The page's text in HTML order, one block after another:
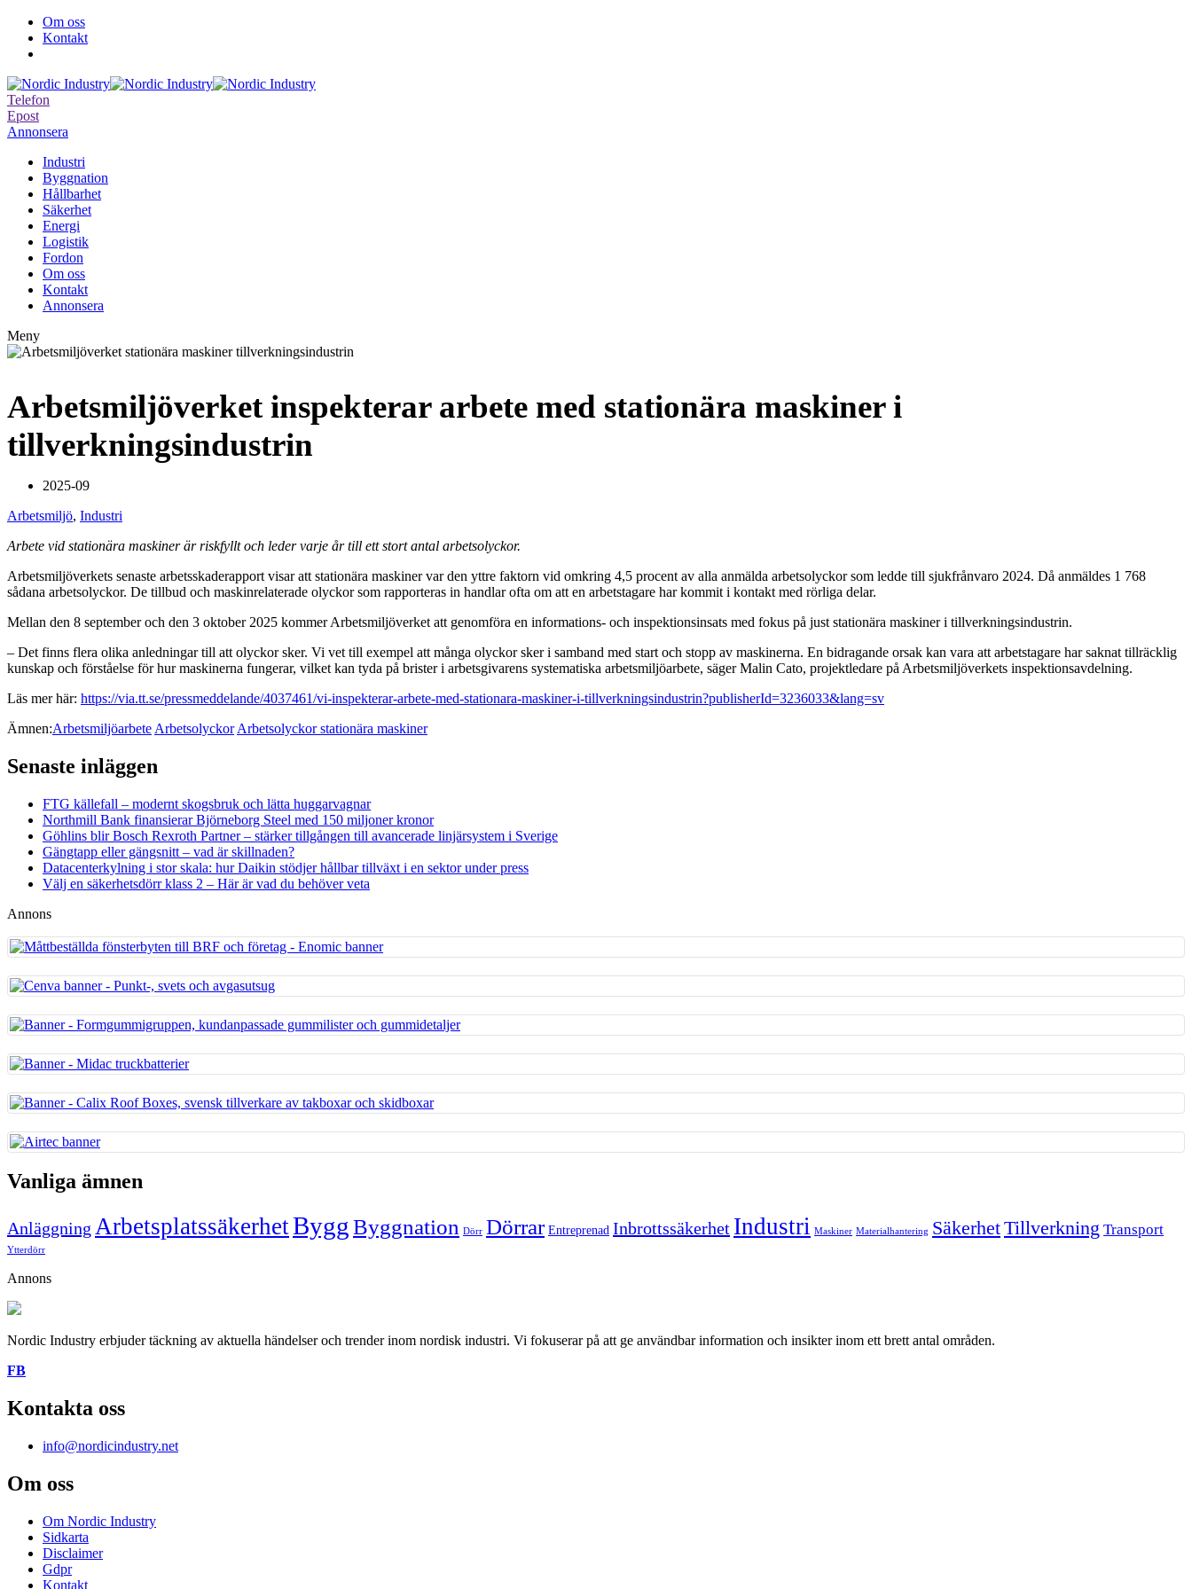
Om oss
Kontakt
Telefon
Epost
Annonsera
Industri
Byggnation
Hållbarhet
Säkerhet
Energi
Logistik
Fordon
Om oss
Kontakt
Annonsera
Meny
Arbetsmiljöverket inspekterar arbete med stationära maskiner i
tillverkningsindustrin
2025-09
Arbetsmiljö, Industri
Arbete vid stationära maskiner är riskfyllt och leder varje år till ett stort antal arbetsolyckor.
Arbetsmiljöverkets senaste arbetsskaderapport visar att stationära maskiner var den yttre faktorn vid omkring 4,5 procent av alla anmälda arbetsolyckor som ledde till sjukfrånvaro 2024. Då anmäldes 1 768
sådana arbetsolyckor. De tillbud och maskinrelaterade olyckor som rapporteras in handlar ofta om att en arbetstagare har kommit i kontakt med rörliga delar.
Mellan den 8 september och den 3 oktober 2025 kommer Arbetsmiljöverket att genomföra en informations- och inspektionsinsats med fokus på just stationära maskiner i tillverkningsindustrin.
– Det finns flera olika anledningar till att olyckor sker. Vi vet till exempel att många olyckor sker i samband med start och stopp av maskinerna. En bidragande orsak kan vara att arbetstagare har saknat tillräcklig
kunskap och förståelse för hur maskinerna fungerar, vilket kan tyda på brister i arbetsgivarens systematiska arbetsmiljöarbete, säger Malin Cato, projektledare på Arbetsmiljöverkets inspektionsavdelning.
Läs mer här: https://via.tt.se/pressmeddelande/4037461/vi-inspekterar-arbete-med-stationara-maskiner-i-tillverkningsindustrin?publisherId=3236033&lang=sv
Ämnen:Arbetsmiljöarbete Arbetsolyckor Arbetsolyckor stationära maskiner
Senaste inläggen
FTG källefall – modernt skogsbruk och lätta huggarvagnar
Northmill Bank finansierar Björneborg Steel med 150 miljoner kronor
Göhlins blir Bosch Rexroth Partner – stärker tillgången till avancerade linjärsystem i Sverige
Gängtapp eller gängsnitt – vad är skillnaden?
Datacenterkylning i stor skala: hur Daikin stödjer hållbar tillväxt i en sektor under press
Välj en säkerhetsdörr klass 2 – Här är vad du behöver veta
Annons
Vanliga ämnen
Anläggning ArbetsplatssäkerhetByggByggnation Dörr Dörrar Entreprenad Inbrottssäkerhet Industri Maskiner Materialhantering SäkerhetTillverkning Transport
Ytterdörr
Annons
Nordic Industry erbjuder täckning av aktuella händelser och trender inom nordisk industri. Vi fokuserar på att ge användbar information och insikter inom ett brett antal områden.
FB
Kontakta oss
info@nordicindustry.net
Om oss
Om Nordic Industry
Sidkarta
Disclaimer
Gdpr
Kontakt